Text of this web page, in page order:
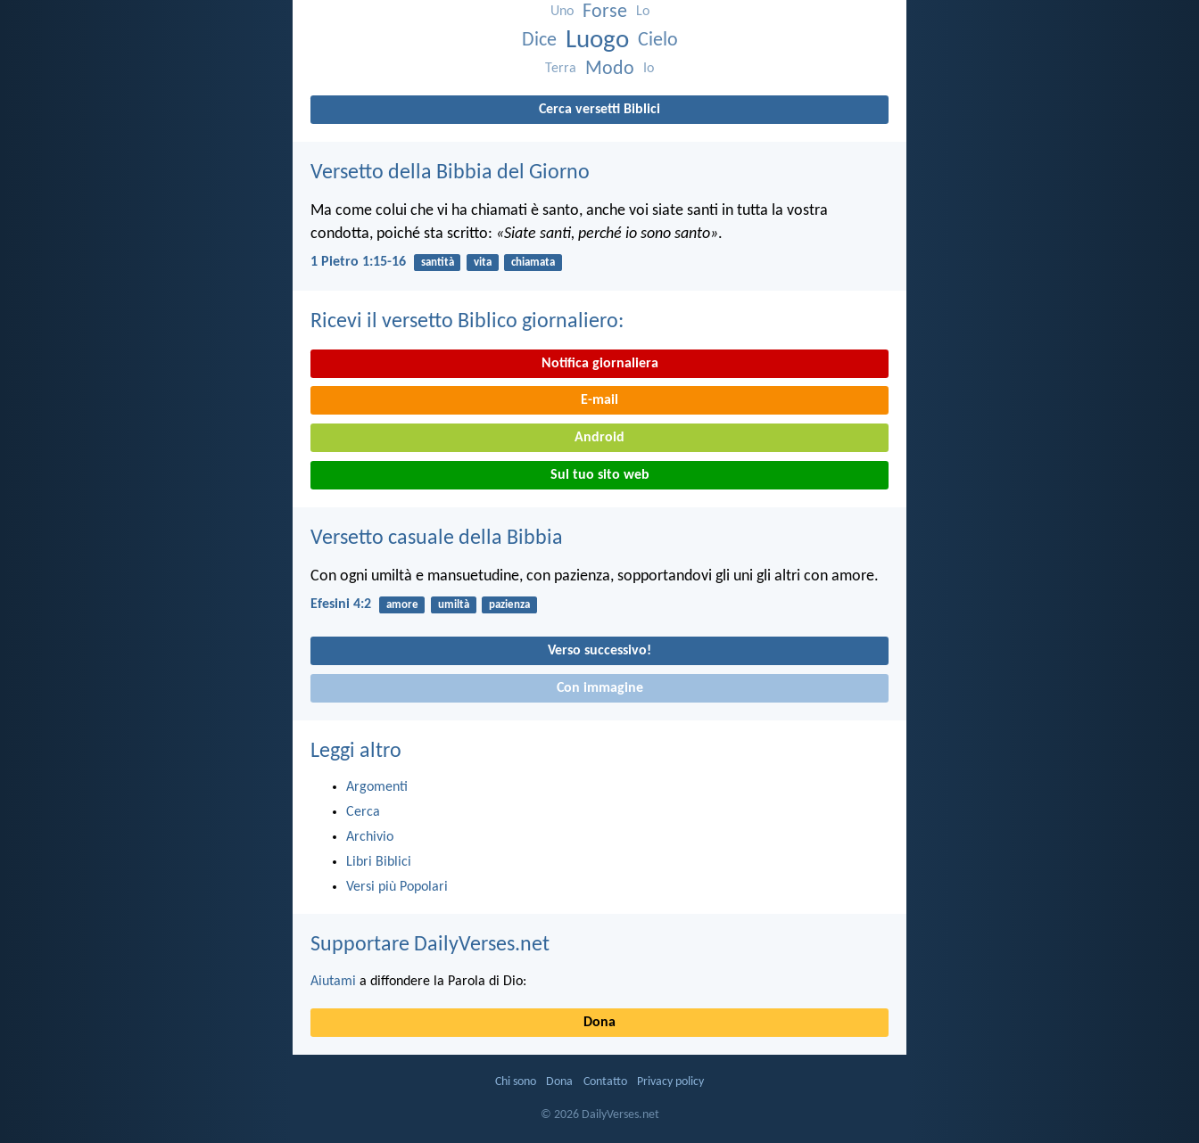
Uno Forse Lo
Dice Luogo Cielo
Terra Modo Io
Cerca versetti Biblici
Versetto della Bibbia del Giorno
Ma come colui che vi ha chiamati è santo, anche voi siate santi in tutta la vostra
condotta, poiché sta scritto: «Siate santi, perché io sono santo».
1 Pietro 1:15-16 santità vita chiamata
Ricevi il versetto Biblico giornaliero:
Notifica giornaliera
E-mail
Android
Sul tuo sito web
Versetto casuale della Bibbia
Con ogni umiltà e mansuetudine, con pazienza, sopportandovi gli uni gli altri con amore.
Efesini 4:2 amore umiltà pazienza
Verso successivo!
Con immagine
Leggi altro
Argomenti
Cerca
Archivio
Libri Biblici
Versi più Popolari
Supportare DailyVerses.net
Aiutami a diffondere la Parola di Dio:
Dona
Chi sono Dona Contatto Privacy policy
© 2026 DailyVerses.net